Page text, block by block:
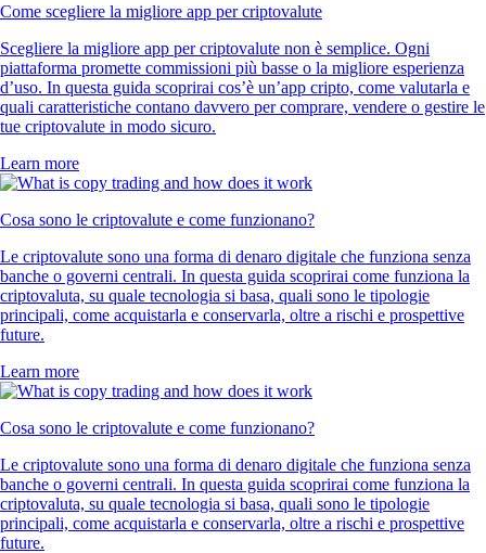
Come scegliere la migliore app per criptovalute
Scegliere la migliore app per criptovalute non è semplice. Ogni
piattaforma promette commissioni più basse o la migliore esperienza
d’uso. In questa guida scoprirai cos’è un’app cripto, come valutarla e
quali caratteristiche contano davvero per comprare, vendere o gestire le
tue criptovalute in modo sicuro.
Learn more
Cosa sono le criptovalute e come funzionano?
Le criptovalute sono una forma di denaro digitale che funziona senza
banche o governi centrali. In questa guida scoprirai come funziona la
criptovaluta, su quale tecnologia si basa, quali sono le tipologie
principali, come acquistarla e conservarla, oltre a rischi e prospettive
future.
Learn more
Cosa sono le criptovalute e come funzionano?
Le criptovalute sono una forma di denaro digitale che funziona senza
banche o governi centrali. In questa guida scoprirai come funziona la
criptovaluta, su quale tecnologia si basa, quali sono le tipologie
principali, come acquistarla e conservarla, oltre a rischi e prospettive
future.